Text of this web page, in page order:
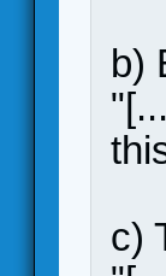
b)
c)